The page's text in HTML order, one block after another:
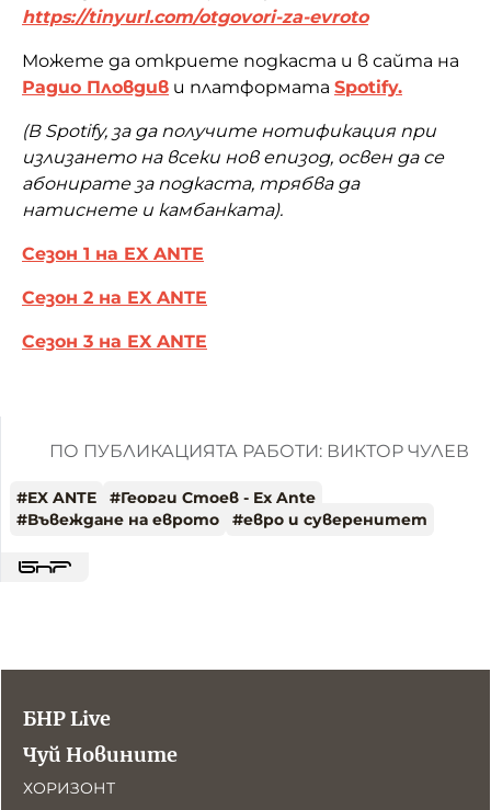
https://tinyurl.com/otgovori-za-evroto
Можете да откриете подкаста и в сайта на
Радио Пловдив и платформата Spotify.
(В Spotify, за да получите нотификация при
излизането на всеки нов епизод, освен да се
абонирате за подкаста, трябва да
натиснете и камбанката).
Сезон 1 на EX ANTE
Сезон 2 на EX ANTE
Сезон 3 на EX ANTE
ПО ПУБЛИКАЦИЯТА РАБОТИ: ВИКТОР ЧУЛЕВ
#EX ANTE #Георги Стоев - Ex Ante
#Въвеждане на еврото #евро и суверенитет
БНР Live
Чуй Новините
ХОРИЗОНТ